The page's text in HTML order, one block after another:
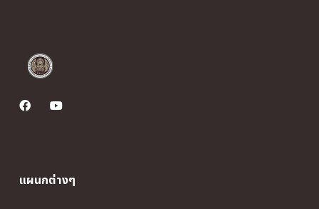
แผนกต่างๆ